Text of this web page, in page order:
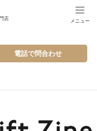
店
電話で問合わせ
メニュー